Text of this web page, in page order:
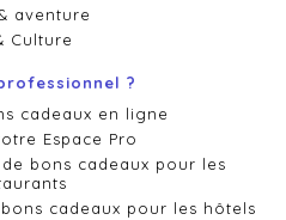
aventure
Culture
?
cadeaux en ligne
Espace Pro
bons cadeaux pour les
cadeaux pour les hôtels